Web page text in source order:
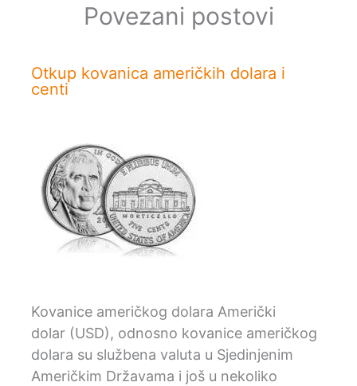
Povezani postovi
Otkup kovanica američkih dolara i
centi
Kovanice američkog dolara Američki
dolar (USD), odnosno kovanice američkog
dolara su službena valuta u Sjedinjenim
Američkim Državama i još u nekoliko